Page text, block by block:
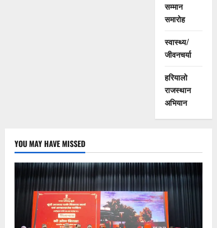
सम्मान
समारोह
स्वास्थ्य/
जीवनचर्या
हरियालो
राजस्थान
अभियान
YOU MAY HAVE MISSED